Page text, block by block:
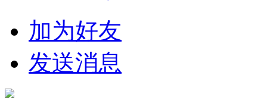
加为好友
发送消息